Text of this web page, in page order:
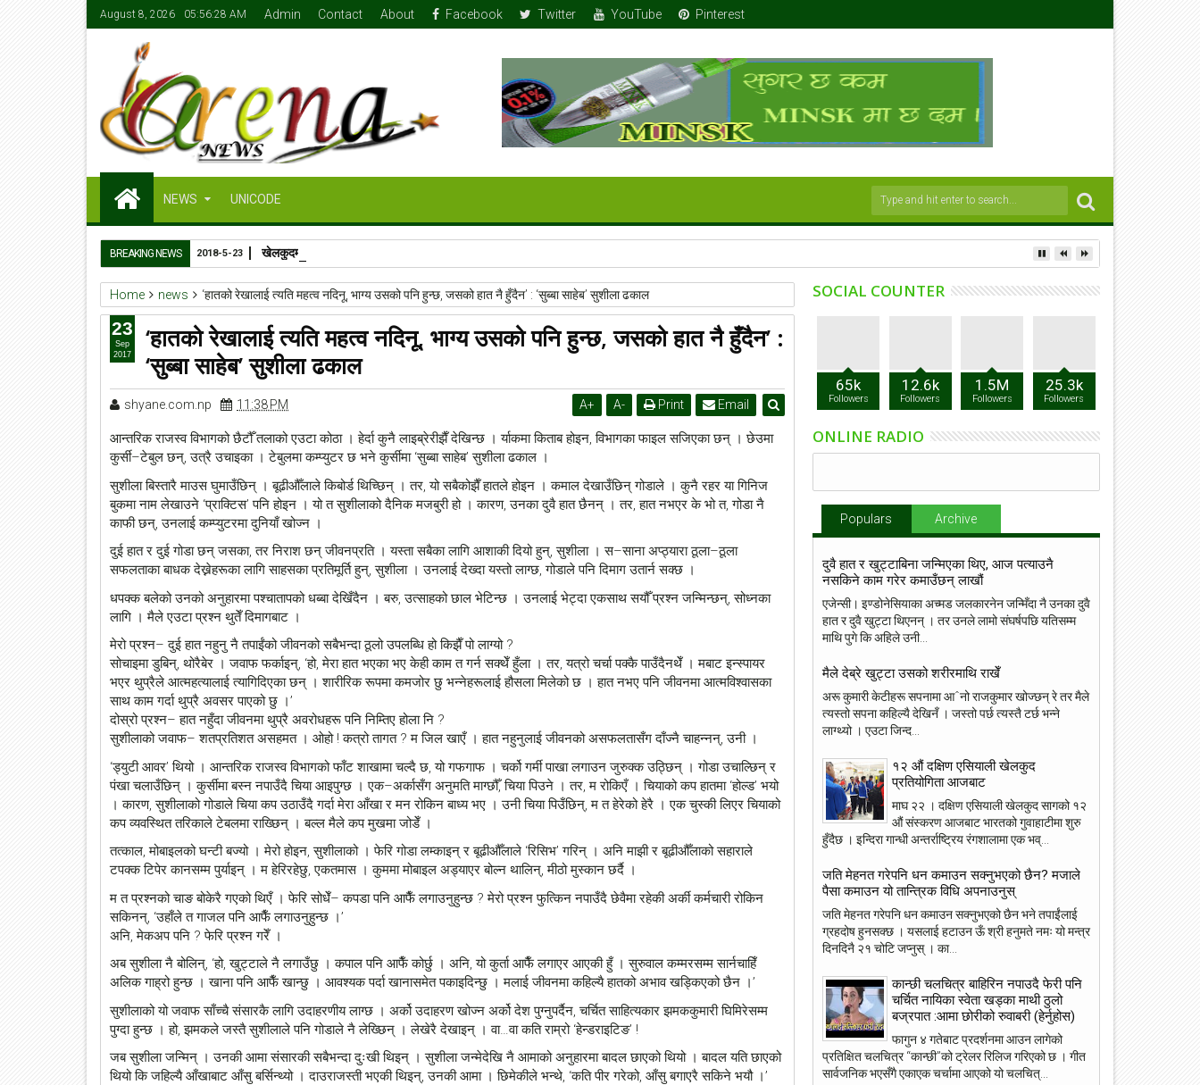
August 8, 2026 05:56:29 AM Admin Contact About Facebook Twitter YouTube Pinterest
NEWS UNICODE
BREAKING NEWS खेलकुदमन्त्री जेबी सुनारको ५० तोला सुन
2018-5-23
Home news ‘हातको रेखालाई त्यति महत्व नदिनू, भाग्य उसको पनि हुन्छ, जसको हात नै हुँदैन’ : ‘सुब्बा साहेब’ सुशीला ढकाल
‘हातको रेखालाई त्यति महत्व नदिनू, भाग्य उसको पनि हुन्छ, जसको हात नै हुँदैन’ :
‘सुब्बा साहेब’ सुशीला ढकाल
shyane.com.np 11:38 PM A+ A- Print Email
आन्तरिक राजस्व विभागको छैटौँ तलाको एउटा कोठा । हेर्दा कुनै लाइब्रेरीझैँ देखिन्छ । र्याकमा किताब होइन, विभागका फाइल सजिएका छन् । छेउमा
कुर्सी–टेबुल छन्, उत्रै उचाइका । टेबुलमा कम्प्युटर छ भने कुर्सीमा ‘सुब्बा साहेब’ सुशीला ढकाल ।
सुशीला बिस्तारै माउस घुमाउँछिन् । बूढीऔँलाले किबोर्ड थिच्छिन् । तर, यो सबैकोझैँ हातले होइन । कमाल देखाउँछिन् गोडाले । कुनै रहर या गिनिज
बुकमा नाम लेखाउने ‘प्राक्टिस’ पनि होइन । यो त सुशीलाको दैनिक मजबुरी हो । कारण, उनका दुवै हात छैनन् । तर, हात नभएर के भो त, गोडा नै
काफी छन्, उनलाई कम्प्युटरमा दुनियाँ खोज्न ।
दुई हात र दुई गोडा छन् जसका, तर निराश छन् जीवनप्रति । यस्ता सबैका लागि आशाकी दियो हुन्, सुशीला । स–साना अप्ठ्यारा ठूला–ठूला
सफलताका बाधक देख्नेहरूका लागि साहसका प्रतिमूर्ति हुन्, सुशीला । उनलाई देख्दा यस्तो लाग्छ, गोडाले पनि दिमाग उतार्न सक्छ ।
धपक्क बलेको उनको अनुहारमा पश्चातापको धब्बा देखिँदैन । बरु, उत्साहको छाल भेटिन्छ । उनलाई भेट्दा एकसाथ सयौँ प्रश्न जन्मिन्छन्, सोध्नका
लागि । मैले एउटा प्रश्न थुतेँ दिमागबाट ।
मेरो प्रश्न– दुई हात नहुनु नै तपाईंको जीवनको सबैभन्दा ठूलो उपलब्धि हो किझैँ पो लाग्यो ?
सोचाइमा डुबिन्, थोरैबेर । जवाफ फर्काइन्, ‘हो, मेरा हात भएका भए केही काम त गर्न सक्थेँ हुँला । तर, यत्रो चर्चा पक्कै पाउँदैनथेँ । मबाट इन्स्पायर
भएर थुप्रैले आत्महत्यालाई त्यागिदिएका छन् । शारीरिक रूपमा कमजोर छु भन्नेहरूलाई हौसला मिलेको छ । हात नभए पनि जीवनमा आत्मविश्वासका
साथ काम गर्दा थुप्रै अवसर पाएको छु ।’
दोस्रो प्रश्न– हात नहुँदा जीवनमा थुप्रै अवरोधहरू पनि निम्तिए होला नि ?
सुशीलाको जवाफ– शतप्रतिशत असहमत । ओहो ! कत्रो तागत ? म जिल खाएँ । हात नहुनुलाई जीवनको असफलतासँग दाँज्नै चाहन्नन्, उनी ।
‘ड्युटी आवर’ थियो । आन्तरिक राजस्व विभागको फाँट शाखामा चल्दै छ, यो गफगाफ । चर्को गर्मी पाखा लगाउन जुरुक्क उठ्छिन् । गोडा उचाल्छिन् र
पंखा चलाउँछिन् । कुर्सीमा बस्न नपाउँदै चिया आइपुग्छ । एक–अर्कासँग अनुमति माग्छौँ, चिया पिउने । तर, म रोकिएँ । चियाको कप हातमा ‘होल्ड’ भयो
। कारण, सुशीलाको गोडाले चिया कप उठाउँदै गर्दा मेरा आँखा र मन रोकिन बाध्य भए । उनी चिया पिउँछिन्, म त हेरेको हेरै । एक चुस्की लिएर चियाको
कप व्यवस्थित तरिकाले टेबलमा राख्छिन् । बल्ल मैले कप मुखमा जोडेँ ।
तत्काल, मोबाइलको घन्टी बज्यो । मेरो होइन, सुशीलाको । फेरि गोडा लम्काइन् र बूढीऔँलाले ‘रिसिभ’ गरिन् । अनि माझी र बूढीऔँलाको सहाराले
टपक्क टिपेर कानसम्म पुर्याइन् । म हेरिरहेछु, एकतमास । कुममा मोबाइल अड्याएर बोल्न थालिन्, मीठो मुस्कान छर्दै ।
म त प्रश्नको चाङ बोकेरै गएको थिएँ । फेरि सोधेँ– कपडा पनि आफैँ लगाउनुहुन्छ ? मेरो प्रश्न फुत्किन नपाउँदै छेवैमा रहेकी अर्की कर्मचारी रोकिन
सकिनन्, ‘उहाँले त गाजल पनि आफैँ लगाउनुहुन्छ ।’
अनि, मेकअप पनि ? फेरि प्रश्न गरेँ ।
अब सुशीला नै बोलिन्, ‘हो, खुट्टाले नै लगाउँछु । कपाल पनि आफैँ कोर्छु । अनि, यो कुर्ता आफैँ लगाएर आएकी हुँ । सुरुवाल कम्मरसम्म सार्नचाहिँ
अलिक गाह्रो हुन्छ । खाना पनि आफैँ खान्छु । आवश्यक पर्दा खानासमेत पकाइदिन्छु । मलाई जीवनमा कहिल्यै हातको अभाव खड्किएको छैन ।’
सुशीलाको यो जवाफ साँच्चै संसारकै लागि उदाहरणीय लाग्छ । अर्को उदाहरण खोज्न अर्को देश पुग्नुपर्दैन, चर्चित साहित्यकार झमककुमारी घिमिरेसम्म
पुग्दा हुन्छ । हो, झमकले जस्तै सुशीलाले पनि गोडाले नै लेख्छिन् । लेखेरै देखाइन् । वा…वा कति राम्रो ‘हेन्डराइटिङ’ !
जब सुशीला जन्मिन् । उनकी आमा संसारकी सबैभन्दा दुःखी थिइन् । सुशीला जन्मेदेखि नै आमाको अनुहारमा बादल छाएको थियो । बादल यति छाएको
थियो कि जहिल्यै आँखाबाट आँसु बर्सिन्थ्यो । दाउराजस्ती भएकी थिइन्, उनकी आमा । छिमेकीले भन्थे, ‘कति पीर गरेको, आँसु बगाएरै सकिने भयौ ।’
23
Sep
2017
SOCIAL COUNTER
65k
Followers
12.6k
Followers
1.5M
Followers
25.3k
Followers
ONLINE RADIO
Populars Archive
दुवै हात र खुट्टाबिना जन्मिएका थिए, आज पत्याउनै
नसकिने काम गरेर कमाउँछन् लाखौं
एजेन्सी। इण्डोनेसियाका अच्मड जलकारनेन जन्मिँदा नै उनका दुवै
हात र दुवै खुट्टा थिएनन् । तर उनले लामो संघर्षपछि यतिसम्म
माथि पुगे कि अहिले उनी...
मैले देब्रे खुट्टा उसको शरीरमाथि राखेँ
अरू कुमारी केटीहरू सपनामा आˆनो राजकुमार खोज्छन् रे तर मैले
त्यस्तो सपना कहिल्यै देखिनँ । जस्तो पर्छ त्यस्तै टर्छ भन्ने
लाग्थ्यो । एउटा जिन्द...
१२ औं दक्षिण एसियाली खेलकुद
प्रतियोगिता आजबाट
माघ २२ । दक्षिण एसियाली खेलकुद सागको १२
औं संस्करण आजबाट भारतको गुवाहाटीमा शुरु
हुँदैछ । इन्दिरा गान्धी अन्तर्राष्ट्रिय रंगशालामा एक भव्...
जति मेहनत गरेपनि धन कमाउन सक्नुभएको छैन? मजाले
पैसा कमाउन यो तान्त्रिक विधि अपनाउनुस्
जति मेहनत गरेपनि धन कमाउन सक्नुभएको छैन भने तपाईंलाई
ग्रहदोष हुनसक्छ । यसलाई हटाउन ऊँ श्री हनुमते नमः यो मन्त्र
दिनदिनै २१ चोटि जप्नुस् । का...
कान्छी चलचित्र बाहिरिन नपाउदै फेरी पनि
चर्चित नायिका स्वेता खड्का माथी ठुलो
बज्रपात :आमा छोरीको रुवाबरी (हेर्नुहोस)
फागुन ४ गतेबाट प्रदर्शनमा आउन लागेको
प्रतिक्षित चलचित्र “कान्छी”को ट्रेलर रिलिज गरिएको छ । गीत
सार्वजनिक भएसँगै एकाएक चर्चामा आएको यो चलचित्...